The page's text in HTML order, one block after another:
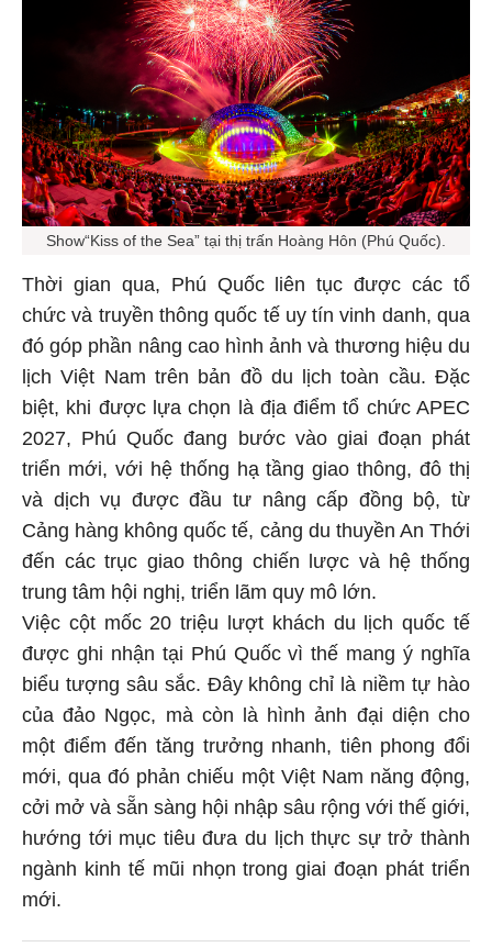
Show“Kiss of the Sea” tại thị trấn Hoàng Hôn (Phú Quốc).
Thời gian qua, Phú Quốc liên tục được các tổ
chức và truyền thông quốc tế uy tín vinh danh, qua
đó góp phần nâng cao hình ảnh và thương hiệu du
lịch Việt Nam trên bản đồ du lịch toàn cầu. Đặc
biệt, khi được lựa chọn là địa điểm tổ chức APEC
2027, Phú Quốc đang bước vào giai đoạn phát
triển mới, với hệ thống hạ tầng giao thông, đô thị
và dịch vụ được đầu tư nâng cấp đồng bộ, từ
Cảng hàng không quốc tế, cảng du thuyền An Thới
đến các trục giao thông chiến lược và hệ thống
trung tâm hội nghị, triển lãm quy mô lớn.
Việc cột mốc 20 triệu lượt khách du lịch quốc tế
được ghi nhận tại Phú Quốc vì thế mang ý nghĩa
biểu tượng sâu sắc. Đây không chỉ là niềm tự hào
của đảo Ngọc, mà còn là hình ảnh đại diện cho
một điểm đến tăng trưởng nhanh, tiên phong đổi
mới, qua đó phản chiếu một Việt Nam năng động,
cởi mở và sẵn sàng hội nhập sâu rộng với thế giới,
hướng tới mục tiêu đưa du lịch thực sự trở thành
ngành kinh tế mũi nhọn trong giai đoạn phát triển
mới.